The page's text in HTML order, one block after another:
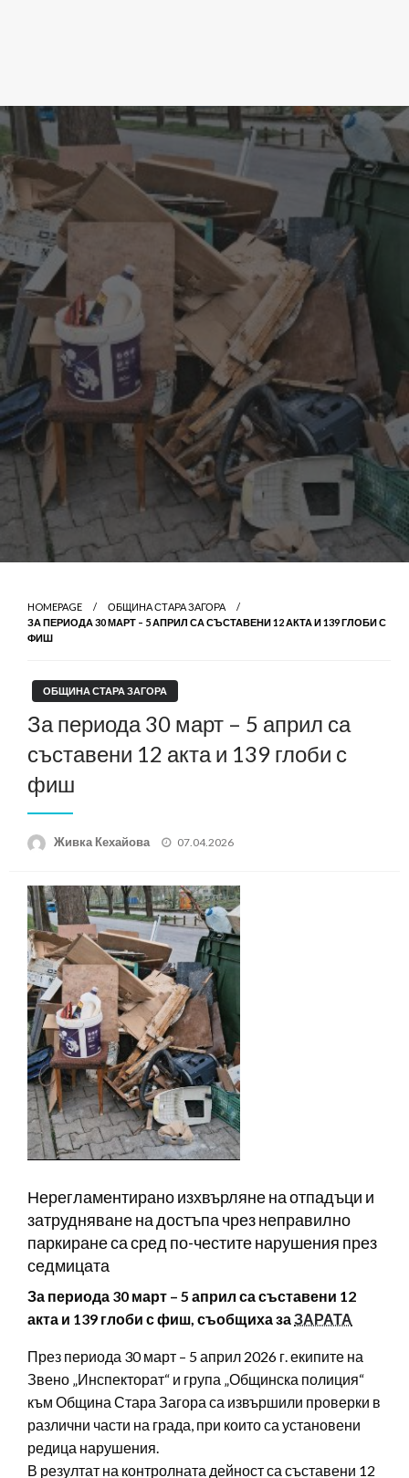
HOMEPAGE
ОБЩИНА СТАРА ЗАГОРА
ЗА ПЕРИОДА 30 МАРТ – 5 АПРИЛ СА СЪСТАВЕНИ 12 АКТА И 139 ГЛОБИ С
ФИШ
ОБЩИНА СТАРА ЗАГОРА
За периода 30 март – 5 април са
съставени 12 акта и 139 глоби с
фиш
Живка Кехайова
Posted
07.04.2026
Нерегламентирано изхвърляне на отпадъци и
затрудняване на достъпа чрез неправилно
паркиране са сред по-честите нарушения през
седмицата
За периода 30 март – 5 април са съставени 12
акта и 139 глоби с фиш, съобщиха за ЗАРАТА
През периода 30 март – 5 април 2026 г. екипите на
Звено „Инспекторат“ и група „Общинска полиция“
към Община Стара Загора са извършили проверки в
различни части на града, при които са установени
редица нарушения.
В резултат на контролната дейност са съставени 12